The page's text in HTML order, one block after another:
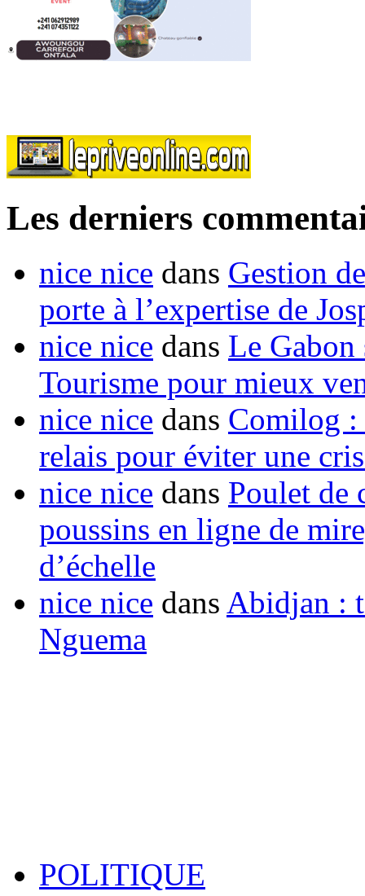
Les derniers
nice nice dans Gestion
porte à l’expertise de
nice nice dans Le Gabon
Tourisme pour mieux
nice nice dans Comilog :
relais pour éviter une
nice nice dans Poulet de
poussins en ligne de
d’échelle
nice nice dans Abidjan :
Nguema
POLITIQUE